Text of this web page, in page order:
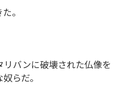
。
リバンに破壊された仏像を
らだ。